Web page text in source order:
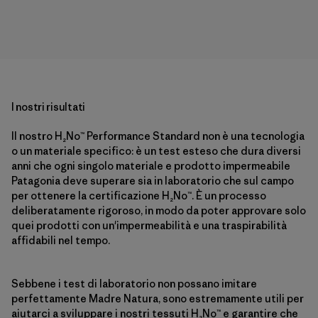
I nostri risultati
Il nostro H₂No™ Performance Standard non è una tecnologia
o un materiale specifico: è un test esteso che dura diversi
anni che ogni singolo materiale e prodotto impermeabile
Patagonia deve superare sia in laboratorio che sul campo
per ottenere la certificazione H₂No™. È un processo
deliberatamente rigoroso, in modo da poter approvare solo
quei prodotti con un'impermeabilità e una traspirabilità
affidabili nel tempo.
Sebbene i test di laboratorio non possano imitare
perfettamente Madre Natura, sono estremamente utili per
aiutarci a sviluppare i nostri tessuti H₂No™ e garantire che